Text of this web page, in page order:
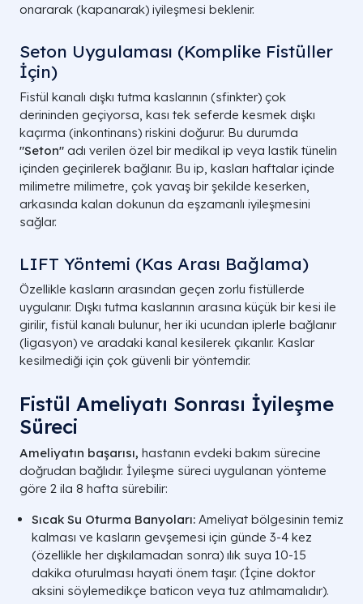
onararak (kapanarak) iyileşmesi beklenir.
Seton Uygulaması (Komplike Fistüller
İçin)
Fistül kanalı dışkı tutma kaslarının (sfinkter) çok
derininden geçiyorsa, kası tek seferde kesmek dışkı
kaçırma (inkontinans) riskini doğurur. Bu durumda
"Seton" adı verilen özel bir medikal ip veya lastik tünelin
içinden geçirilerek bağlanır. Bu ip, kasları haftalar içinde
milimetre milimetre, çok yavaş bir şekilde keserken,
arkasında kalan dokunun da eşzamanlı iyileşmesini
sağlar.
LIFT Yöntemi (Kas Arası Bağlama)
Özellikle kasların arasından geçen zorlu fistüllerde
uygulanır. Dışkı tutma kaslarının arasına küçük bir kesi ile
girilir, fistül kanalı bulunur, her iki ucundan iplerle bağlanır
(ligasyon) ve aradaki kanal kesilerek çıkarılır. Kaslar
kesilmediği için çok güvenli bir yöntemdir.
Fistül Ameliyatı Sonrası İyileşme
Süreci
Ameliyatın başarısı, hastanın evdeki bakım sürecine
doğrudan bağlıdır. İyileşme süreci uygulanan yönteme
göre 2 ila 8 hafta sürebilir:
Sıcak Su Oturma Banyoları: Ameliyat bölgesinin temiz
kalması ve kasların gevşemesi için günde 3-4 kez
(özellikle her dışkılamadan sonra) ılık suya 10-15
dakika oturulması hayati önem taşır. (İçine doktor
aksini söylemedikçe baticon veya tuz atılmamalıdır).